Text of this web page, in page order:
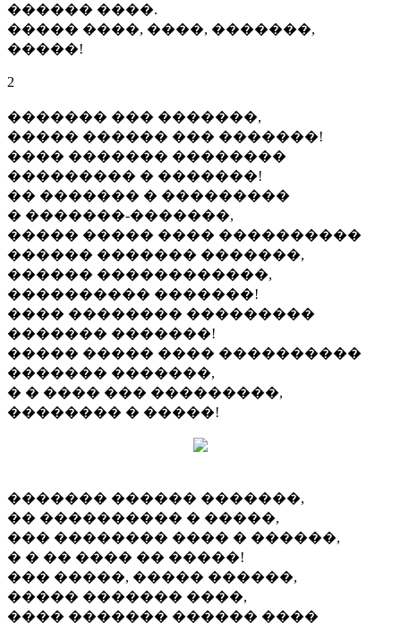
������ ����.
����� ����, ����, �������,
�����!
2
������� ��� �������,
����� ������ ��� �������!
���� ������� ��������
��������� � �������!
�� ������� � ���������
� �������-�������,
����� ����� ���� ����������
������ ������� �������,
������ ������������,
���������� �������!
���� �������� ���������
������� �������!
����� ����� ���� ����������
������� �������,
� � ���� ��� ���������,
�������� � �����!
������� ������ �������,
�� ���������� � �����,
��� �������� ���� � ������,
� � �� ���� �� �����!
��� �����, ����� ������,
����� ������� ����,
���� ������� ������ ����